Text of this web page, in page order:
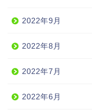
2022年9月
2022年8月
2022年7月
2022年6月